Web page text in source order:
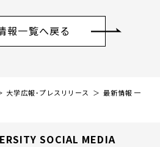
報一覧へ戻る
大学広報・プレスリリース
最新情報 一
SOCIAL MEDIA